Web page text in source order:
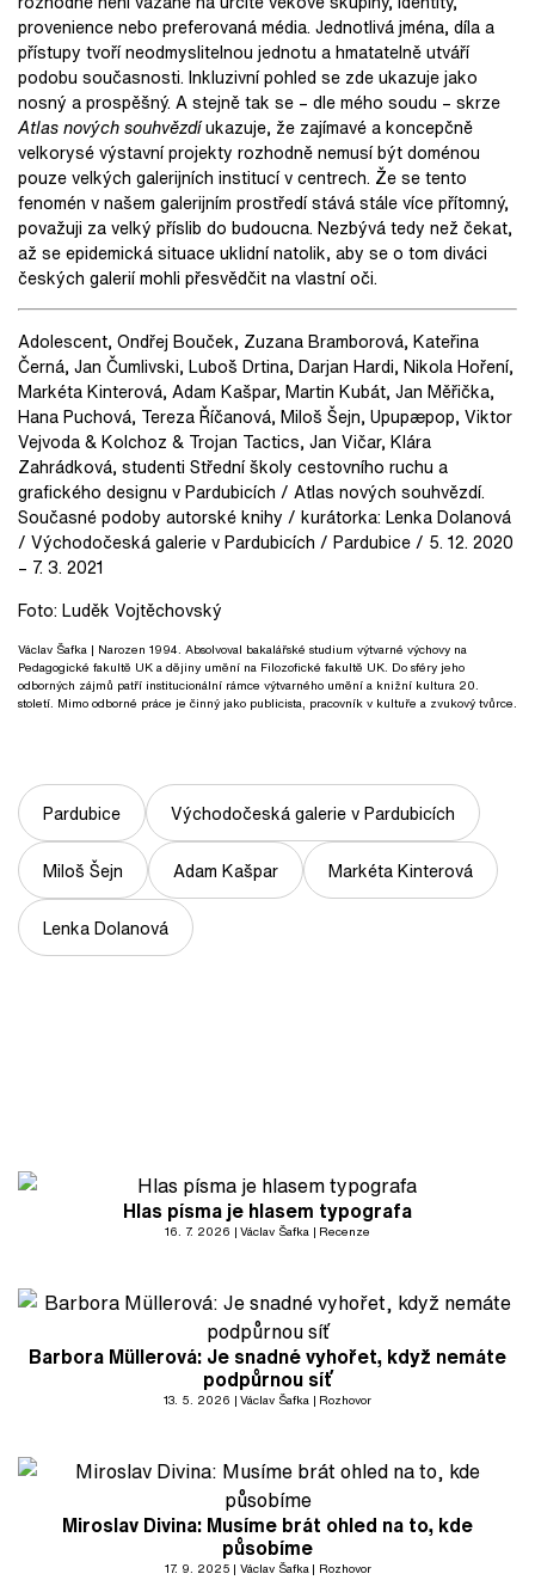
provenience nebo preferovaná média. Jednotlivá jména, díla a
přístupy tvoří neodmyslitelnou jednotu a hmatatelně utváří
podobu současnosti. Inkluzivní pohled se zde ukazuje jako
nosný a prospěšný. A stejně tak se – dle mého soudu – skrze
Atlas nových souhvězdíukazuje, že zajímavé a koncepčně
velkorysé výstavní projekty rozhodně nemusí být doménou
pouze velkých galerijních institucí v centrech. Že se tento
fenomén v našem galerijním prostředí stává stále více přítomný,
považuji za velký příslib do budoucna. Nezbývá tedy než čekat,
až se epidemická situace uklidní natolik, aby se o tom diváci
českých galerií mohli přesvědčit na vlastní oči.
Adolescent, Ondřej Bouček, Zuzana Bramborová, Kateřina
Černá, Jan Čumlivski, Luboš Drtina, Darjan Hardi, Nikola Hoření,
Markéta Kinterová, Adam Kašpar, Martin Kubát, Jan Měřička,
Hana Puchová, Tereza Říčanová, Miloš Šejn, Upupæpop, Viktor
Vejvoda & Kolchoz & Trojan Tactics, Jan Vičar, Klára
Zahrádková, studenti Střední školy cestovního ruchu a
grafického designu v Pardubicích / Atlas nových souhvězdí.
Současné podoby autorské knihy / kurátorka: Lenka Dolanová
/ Východočeská galerie v Pardubicích / Pardubice / 5. 12. 2020
– 7. 3. 2021
Foto: Luděk Vojtěchovský
Václav Šafka | Narozen 1994. Absolvoval bakalářské studium výtvarné výchovy na
Pedagogické fakultě UK a dějiny umění na Filozofické fakultě UK. Do sféry jeho
odborných zájmů patří institucionální rámce výtvarného umění a knižní kultura 20.
století. Mimo odborné práce je činný jako publicista, pracovník v kultuře a zvukový tvůrce.
Pardubice Východočeská galerie v Pardubicích
Miloš Šejn Adam Kašpar Markéta Kinterová
Lenka Dolanová
Hlas písma je hlasem typografa
16. 7. 2026 Václav Šafka Recenze
Barbora Müllerová: Je snadné vyhořet, když nemáte
podpůrnou síť
13. 5. 2026 Václav Šafka Rozhovor
Miroslav Divina: Musíme brát ohled na to, kde
působíme
17. 9. 2025 Václav Šafka Rozhovor